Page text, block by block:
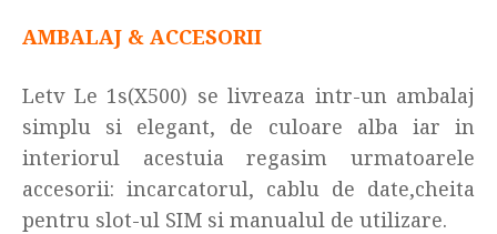
AMBALAJ & ACCESORII
Letv Le 1s(X500) se livreaza intr-un ambalaj
simplu si elegant, de culoare alba iar in
interiorul acestuia regasim urmatoarele
accesorii: incarcatorul, cablu de date,cheita
pentru slot-ul SIM si manualul de utilizare.